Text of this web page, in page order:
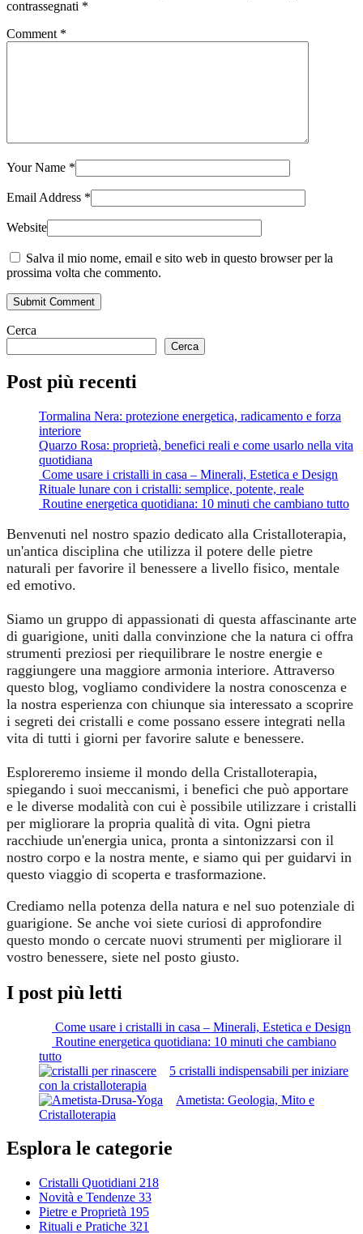
contrassegnati *
Comment *
Your Name *
Email Address *
Website
Salva il mio nome, email e sito web in questo browser per la
prossima volta che commento.
Submit Comment
Cerca
Cerca
Post più recenti
Tormalina Nera: protezione energetica, radicamento e forza
interiore
Quarzo Rosa: proprietà, benefici reali e come usarlo nella vita
quotidiana
Come usare i cristalli in casa – Minerali, Estetica e Design
Rituale lunare con i cristalli: semplice, potente, reale
Routine energetica quotidiana: 10 minuti che cambiano tutto
Benvenuti nel nostro spazio dedicato alla Cristalloterapia,
un'antica disciplina che utilizza il potere delle pietre
naturali per favorire il benessere a livello fisico, mentale
ed emotivo.
Siamo un gruppo di appassionati di questa affascinante arte
di guarigione, uniti dalla convinzione che la natura ci offra
strumenti preziosi per riequilibrare le nostre energie e
raggiungere una maggiore armonia interiore. Attraverso
questo blog, vogliamo condividere la nostra conoscenza e
la nostra esperienza con chiunque sia interessato a scoprire
i segreti dei cristalli e come possano essere integrati nella
vita di tutti i giorni per favorire salute e benessere.
Esploreremo insieme il mondo della Cristalloterapia,
spiegando i suoi meccanismi, i benefici che può apportare
e le diverse modalità con cui è possibile utilizzare i cristalli
per migliorare la propria qualità di vita. Ogni pietra
racchiude un'energia unica, pronta a sintonizzarsi con il
nostro corpo e la nostra mente, e siamo qui per guidarvi in
questo viaggio di scoperta e trasformazione.
Crediamo nella potenza della natura e nel suo potenziale di
guarigione. Se anche voi siete curiosi di approfondire
questo mondo o cercate nuovi strumenti per migliorare il
vostro benessere, siete nel posto giusto.
I post più letti
Come usare i cristalli in casa – Minerali, Estetica e Design
Routine energetica quotidiana: 10 minuti che cambiano
tutto
5 cristalli indispensabili per iniziare
con la cristalloterapia
Ametista: Geologia, Mito e
Cristalloterapia
Esplora le categorie
Cristalli Quotidiani 218
Novità e Tendenze 33
Pietre e Proprietà 195
Rituali e Pratiche 321